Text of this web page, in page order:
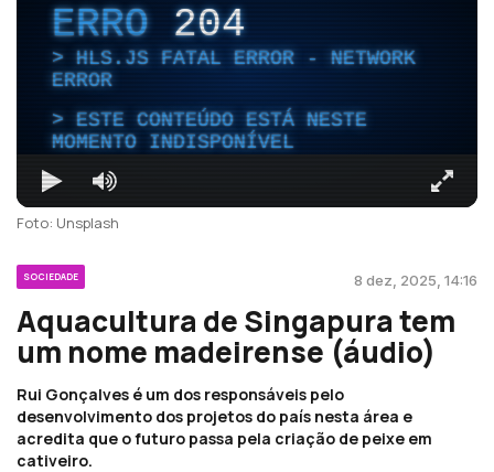
ERRO204
HLS.JS FATAL ERROR - NETWORK
ERROR
ESTE CONTEÚDO ESTÁ NESTE
MOMENTO INDISPONÍVEL
Foto: Unsplash
SOCIEDADE 8 dez, 2025, 14:16
Aquacultura de Singapura tem
um nome madeirense (áudio)
Rui Gonçalves é um dos responsáveis pelo
desenvolvimento dos projetos do país nesta área e
acredita que o futuro passa pela criação de peixe em
cativeiro.